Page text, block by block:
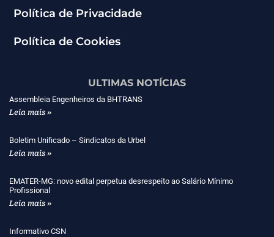
Política de Privacidade
Política de Cookies
ULTIMAS NOTÍCIAS
Assembleia Engenheiros da BHTRANS
Leia mais »
Boletim Unificado – Sindicatos da Urbel
Leia mais »
EMATER-MG: novo edital perpetua desrespeito ao Salário Mínimo
Profissional
Leia mais »
Informativo CSN